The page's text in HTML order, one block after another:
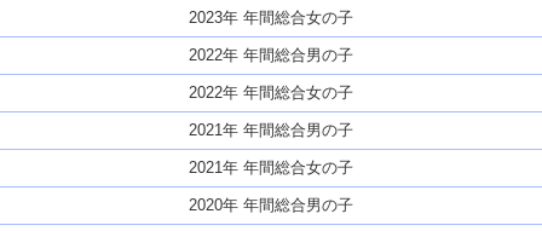
2023年 年間総合女の子
2022年 年間総合男の子
2022年 年間総合女の子
2021年 年間総合男の子
2021年 年間総合女の子
2020年 年間総合男の子